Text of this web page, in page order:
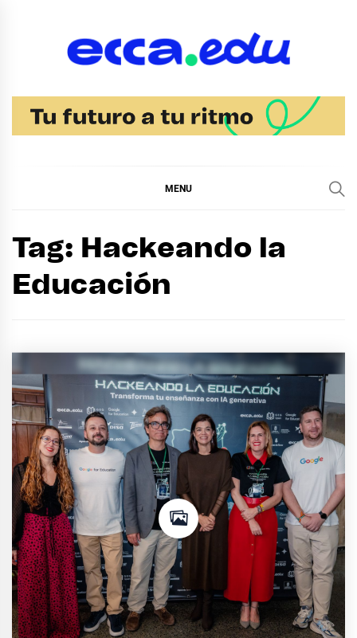
MENU
Tag: Hackeando la
Educación